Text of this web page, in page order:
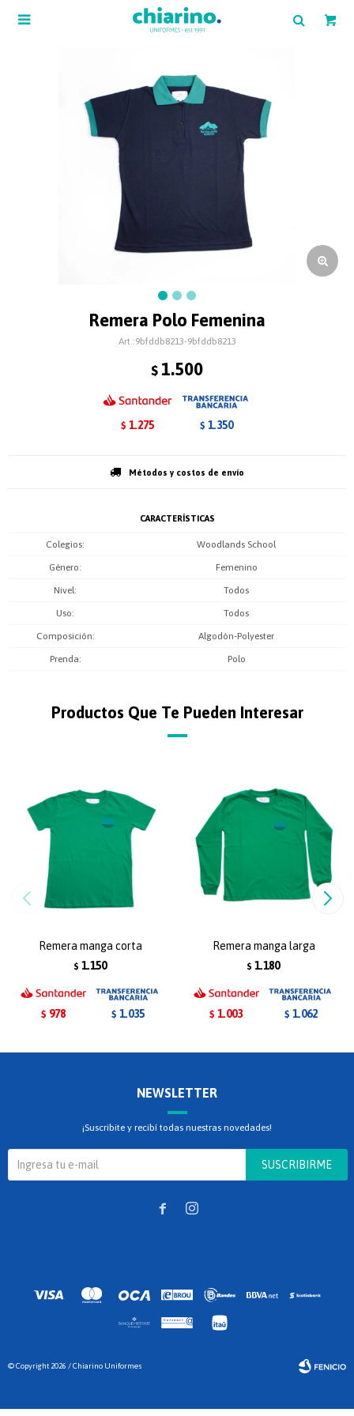

Remera Polo Femenina
9bfddb8213-9bfddb8213
$ 1.500
$ 1.275 $ 1.350
Métodos y costos de envío
CARACTERÍSTICAS
Colegios Woodlands School
Género Femenino
Nivel Todos
Uso Todos
Composición Algodón-Polyester
Prenda Polo
Productos Que Te Pueden Interesar
Remera manga corta
$ 1.150
$ 978 $ 1.035
Remera manga larga
$ 1.180
$ 1.003 $ 1.062
NEWSLETTER
¡Suscribite y recibí todas nuestras novedades!
SUSCRIBIRME
 
© Copyright 2026 / Chiarino Uniformes